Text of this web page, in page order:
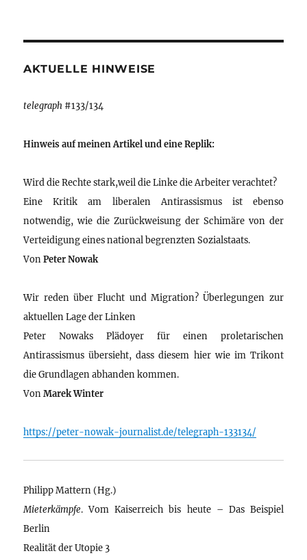
AKTUELLE HINWEISE
telegraph #133/134
Hinweis auf meinen Artikel und eine Replik:
Wird die Rechte stark,weil die Linke die Arbeiter verachtet?
Eine Kritik am liberalen Antirassismus ist ebenso
notwendig, wie die Zurückweisung der Schimäre von der
Verteidigung eines national begrenzten Sozialstaats.
VonPeter Nowak
Wir reden über Flucht und Migration? Überlegungen zur
aktuellen Lage der Linken
Peter Nowaks Plädoyer für einen proletarischen
Antirassismus übersieht, dass diesem hier wie im Trikont
die Grundlagen abhanden kommen.
VonMarek Winter
https://peter-nowak-journalist.de/telegraph-133134/
Philipp Mattern (Hg.)
Mieterkämpfe. Vom Kaiserreich bis heute – Das Beispiel
Berlin
Realität der Utopie 3